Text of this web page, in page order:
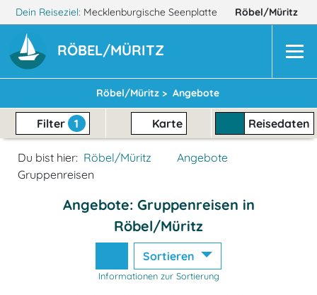
Dein Reiseziel: Mecklenburgische Seenplatte Röbel/Müritz
RÖBEL/MÜRITZ
Röbel/Müritz > Angebote
Filter 1 Karte Reisedaten
Du bist hier: Röbel/Müritz
Angebote
Gruppenreisen
Angebote: Gruppenreisen in
Röbel/Müritz
Sortieren
Informationen zur Sortierung